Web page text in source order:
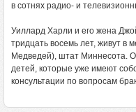
в сотнях радио- и
Уиллард Харли и его жена
тридцать восемь лет, живут в
Медведей), штат Миннесота.
детей, которые уже имеют
консультации по вопросам